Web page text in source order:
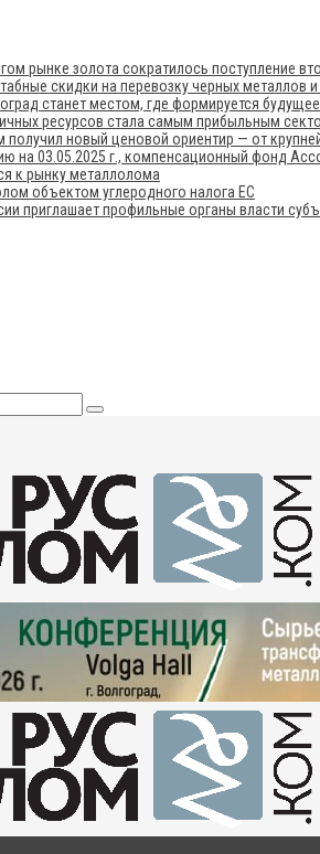
рынке золота сократилось поступление
скидки на перевозку черных металлов и
станет местом, где формируется
ресурсов стала самым прибыльным
новый ценовой ориентир — от
на 03.05.2025 г., компенсационный фонд
к рынку металлолома
объектом углеродного налога ЕС
приглашает профильные органы власти
Искать